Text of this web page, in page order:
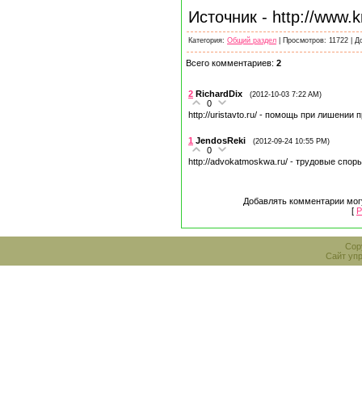
Источник - http://
Категория: Общий раздел | Просмотров: 11722 |
Всего комментариев: 2
2 RichardDix (2012-10-03 7:22 AM)
0
http://uristavto.ru/ - помощь при лишении
1 JendosReki (2012-09-24 10:55 PM)
0
http://advokatmoskwa.ru/ - трудовые
Добавлять комментарии
[
Сайт